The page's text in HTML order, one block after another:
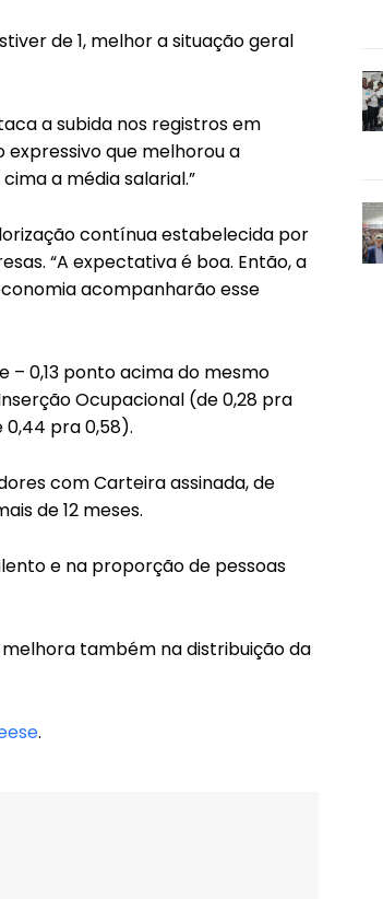
de 1, melhor a situação geral
a subida nos registros em
expressivo que melhorou a
a média salarial.”
contínua estabelecida por
“A expectativa é boa. Então, a
acompanharão esse
– 0,13 ponto acima do mesmo
Ocupacional (de 0,28 pra
0,44 pra 0,58).
com Carteira assinada, de
de 12 meses.
e na proporção de pessoas
também na distribuição da
.